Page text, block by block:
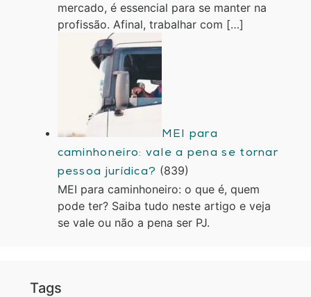
mercado, é essencial para se manter na
profissão. Afinal, trabalhar com […]
MEI para
caminhoneiro: vale a pena se tornar
pessoa jurídica? (839)
MEI para caminhoneiro: o que é, quem
pode ter? Saiba tudo neste artigo e veja
se vale ou não a pena ser PJ.
Tags